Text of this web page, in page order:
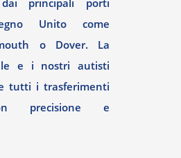
principali porti
Unito come
o Dover. La
e i nostri autisti
tutti i trasferimenti
precisione e